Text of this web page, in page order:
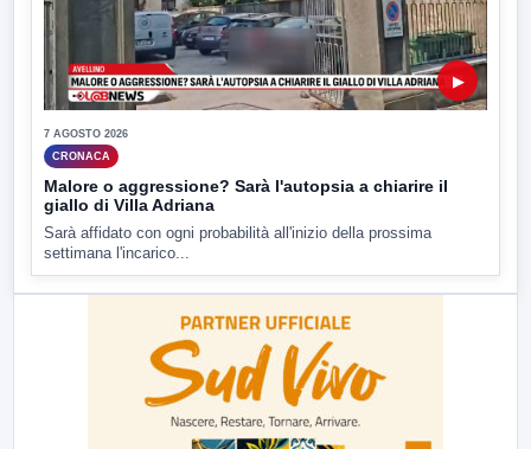
▶
7 AGOSTO 2026
CRONACA
Malore o aggressione? Sarà l'autopsia a chiarire il
giallo di Villa Adriana
Sarà affidato con ogni probabilità all'inizio della prossima
settimana l'incarico...